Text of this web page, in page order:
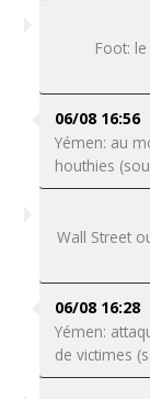
Foot:
06/08 16:56
Yémen: au
houthies
Wall Street
06/08 16:28
Yémen:
de victimes